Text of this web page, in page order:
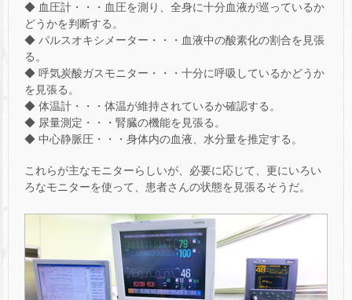
◆ 血圧計・・・血圧を測り、全身に十分血液が巡っているか
どうかを判断する。
◆ パルスオキシメーター・・・血液中の酸素化の割合を見張
る。
◆ 呼気炭酸ガスモニター・・・十分に呼吸しているかどうか
を見張る。
◆ 体温計・・・体温が維持されているか確認する。
◆ 尿量測定・・・腎臓の機能を見張る。
◆ 中心静脈圧・・・身体内の血液、水分量を推定する。
これらが主なモニターらしいが、必要に応じて、更にいろい
ろなモニターを使って、患者さんの状態を見張るそうだ。